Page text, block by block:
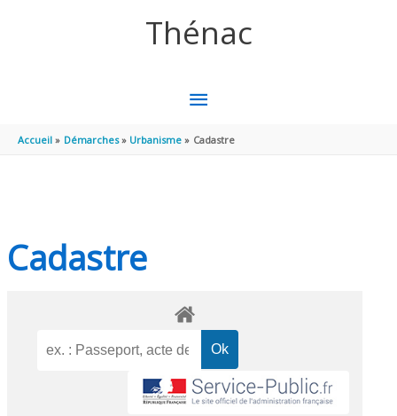
Thénac
MENU
PRINCIPAL
Accueil Démarches Urbanisme Cadastre
Cadastre